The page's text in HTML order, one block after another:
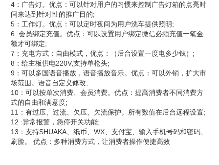
4：广告灯。优点：可以针对用户的习惯来控制广告灯箱的点亮时
间来达到针对性的推广目的;
5：工作灯。优点：可以定时夜间为用户洗车提供照明;
6 :会员绑定充值。优点：可以设置用户绑定微信必须充值一笔金
额才可绑定;
7：充电方式：自由模式，优点：（后台设置一度电多少钱）;
8：给主板供电220V,支持单枪头;
9：可以多国语音播放，语音播放音乐。优点：可以外销，扩大市
场范围。语音自定义修改;
10：可以按单次消费、会员消费。优点：提高消费者不同消费方
式的自由和满意度;
11：有过压、过流、欠压、欠流保护。所有数值在后台远程设置;
12 :异常报警，急停开关功能;
13：支持SHUAKA、纸币、WX、支付宝、输入手机号码和密码、
刷脸。 优点：多种消费方式，让消费者操作便捷高效